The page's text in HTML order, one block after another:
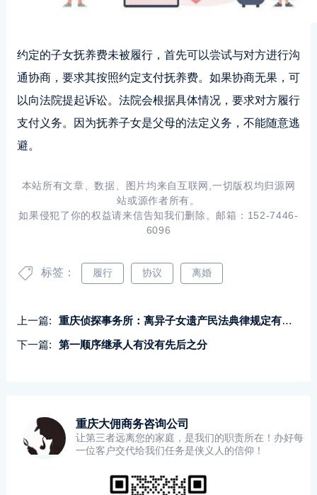
约定的子女抚养费未被履行，首先可以尝试与对方进行沟
通协商，要求其按照约定支付抚养费。如果协商无果，可
以向法院提起诉讼。法院会根据具体情况，要求对方履行
支付义务。因为抚养子女是父母的法定义务，不能随意逃
避。
本站所有文章、数据、图片均来自互联网,一切版权均归源网
站或源作者所有。
如果侵犯了你的权益请来信告知我们删除。邮箱：152-7446-
6096
标签： 履行 协议 离婚
上一篇:
重庆侦探事务所：离异子女遗产民法典律规定有哪些条件
下一篇:
第一顺序继承人有没有先后之分
重庆大佣商务咨询公司
让第三者远离您的家庭，是我们的职责所在！办好每
一位客户交代给我们任务是侠义人的信仰！